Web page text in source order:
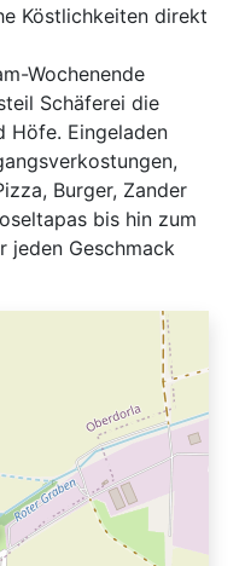
Köstlichkeiten direkt
Wochenende
Schäferei die
Höfe. Eingeladen
Burger, Zander
bis hin zum
jeden Geschmack